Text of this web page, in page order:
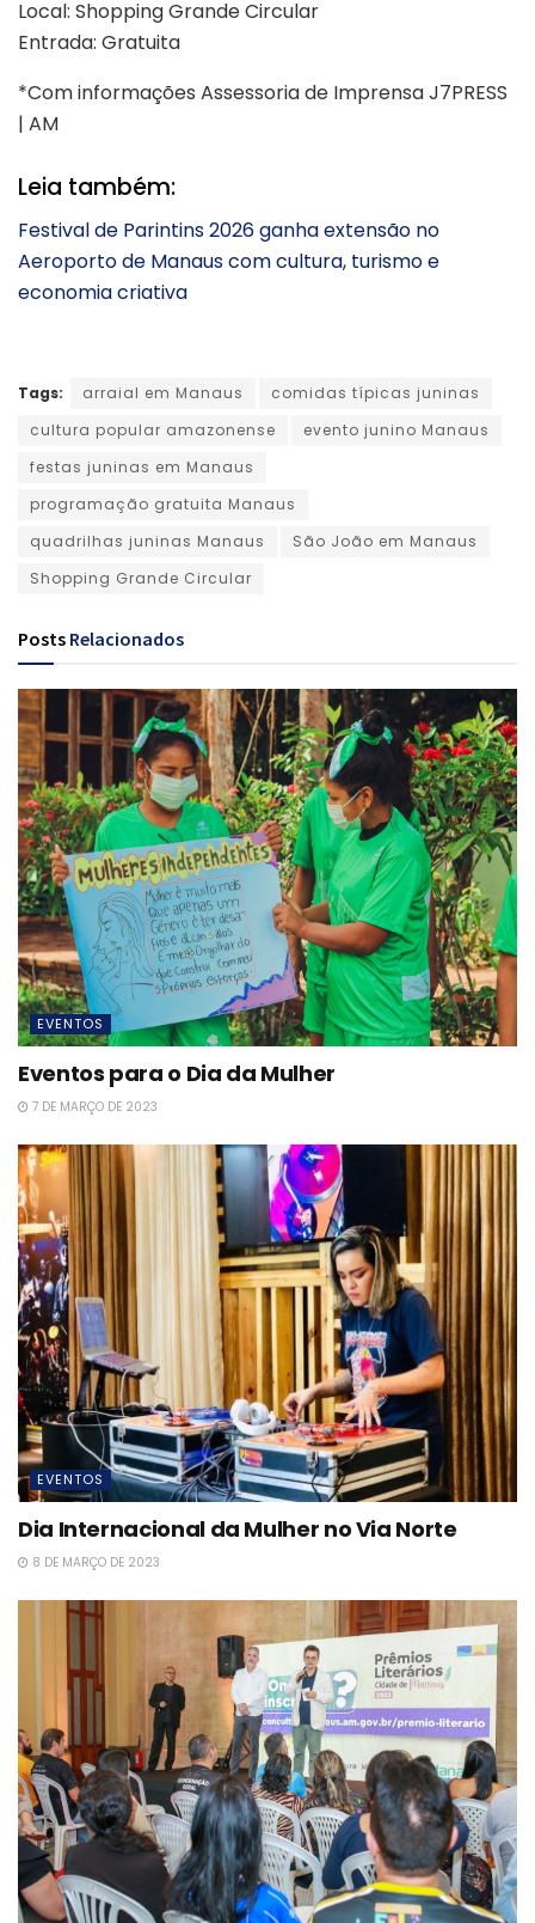
Local: Shopping Grande Circular
Entrada: Gratuita
*Com informações Assessoria de Imprensa J7PRESS
| AM
Leia também:
Festival de Parintins 2026 ganha extensão no
Aeroporto de Manaus com cultura, turismo e
economia criativa
Tags: arraial em Manaus
comidas típicas juninas
cultura popular amazonense
evento junino Manaus
festas juninas em Manaus
programação gratuita Manaus
quadrilhas juninas Manaus
São João em Manaus
Shopping Grande Circular
Posts Relacionados
EVENTOS
Eventos para o Dia da Mulher
7 DE MARÇO DE 2023
EVENTOS
Dia Internacional da Mulher no Via Norte
8 DE MARÇO DE 2023